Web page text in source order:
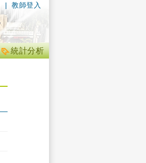
| 教師登入
統計分析